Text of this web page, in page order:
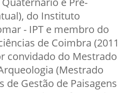
do Instituto
- IPT e membro do
de Coimbra (2011
convidado do Mestrado
(Mestrado
de Gestão de Paisagens